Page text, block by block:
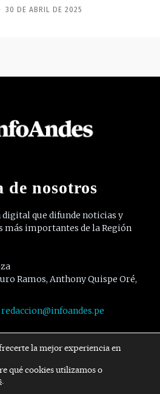
30 DE ABRIL DE 2025
de nosotros
que difunde noticias y
más importantes de la Región
Ramos, Anthony Quispe Oré,
redaccion@infoandes.pe
Twitter Youtube
la mejor experiencia en
qué cookies utilizamos o
.